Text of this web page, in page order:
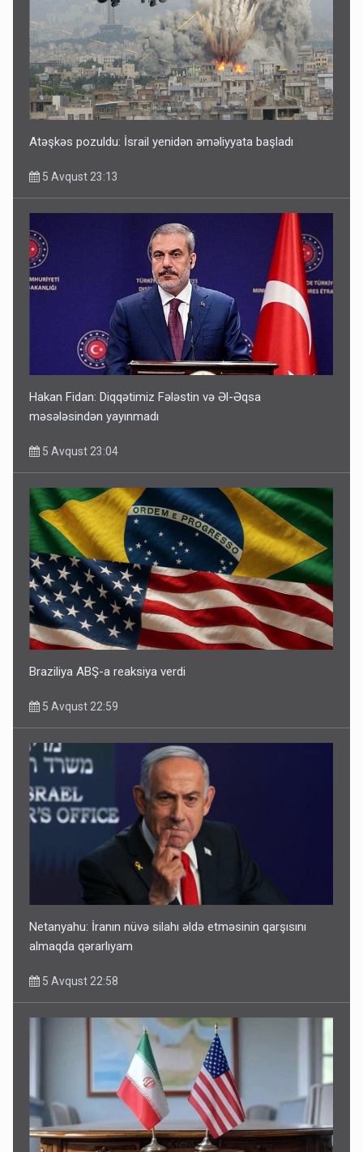
Atəşkəs pozuldu: İsrail yenidən əməliyyata başladı
5 Avqust 23:13
Hakan Fidan: Diqqətimiz Fələstin və Əl-Əqsa
məsələsindən yayınmadı
5 Avqust 23:04
Braziliya ABŞ-a reaksiya verdi
5 Avqust 22:59
Netanyahu: İranın nüvə silahı əldə etməsinin qarşısını
almaqda qərarlıyam
5 Avqust 22:58